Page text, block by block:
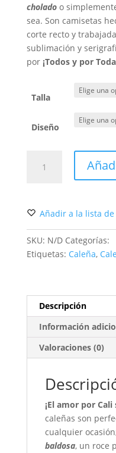
choladoo
sea. Son camisetas
corte recto y
sublimación y
por ¡Todos y por
Talla
Diseño
Unisex
Añadir a la lista de
SKU: N/D Categorías:
Etiquetas: Caleña,
Descripción
Información
Valoraciones (0)
¡El amor por Cali
caleñas son
cualquier
baldosa, un roce